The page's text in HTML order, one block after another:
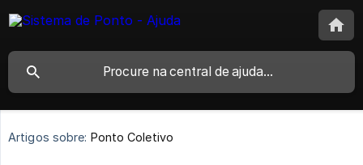
Artigos sobre: Ponto Coletivo